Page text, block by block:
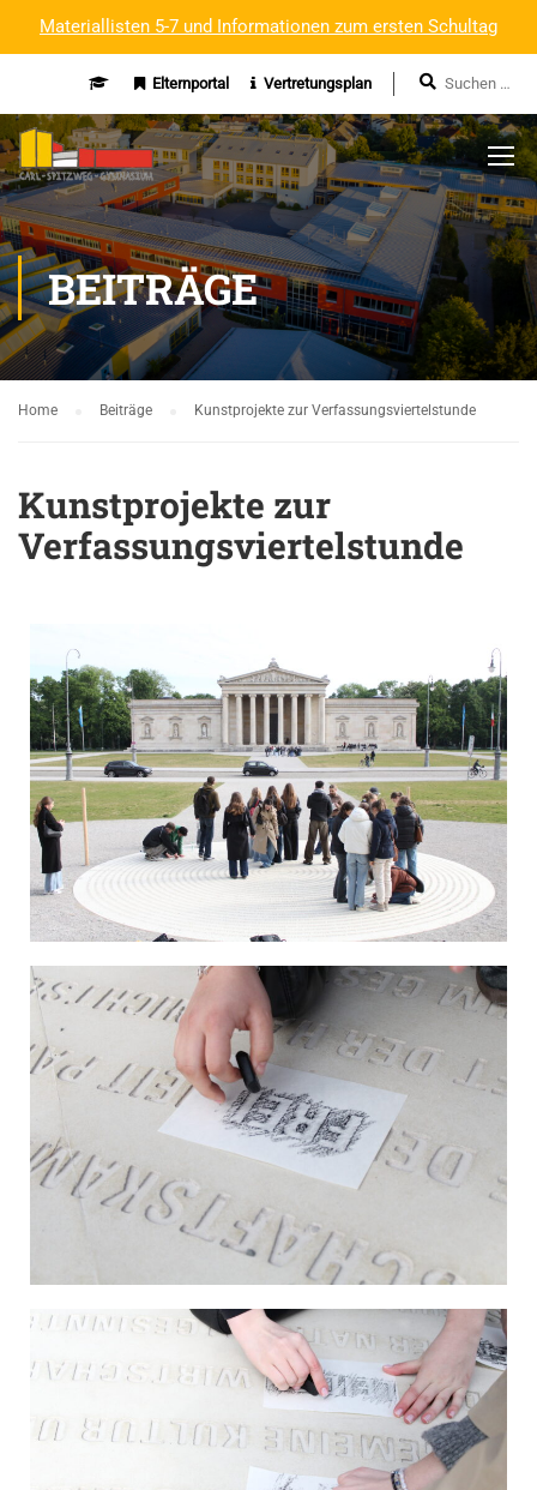
Materiallisten 5-7 und Informationen zum ersten Schultag
Elternportal Vertretungsplan
BEITRÄGE
Home Beiträge Kunstprojekte zur Verfassungsviertelstunde
Kunstprojekte zur
Verfassungsviertelstunde